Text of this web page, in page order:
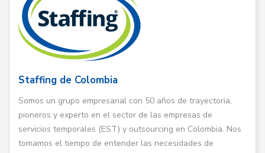
Staffing de Colombia
Somos un grupo empresarial con 50 años de trayectoria,
pioneros y experto en el sector de las empresas de
servicios temporales (EST) y outsourcing en Colombia. Nos
tomamos el tiempo de entender las necesidades de